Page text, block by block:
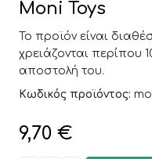
Moni Toys
Το προϊόν είναι
χρειάζονται περίπου
αποστολή του.
Κωδικός προϊόντος:
9,70 €